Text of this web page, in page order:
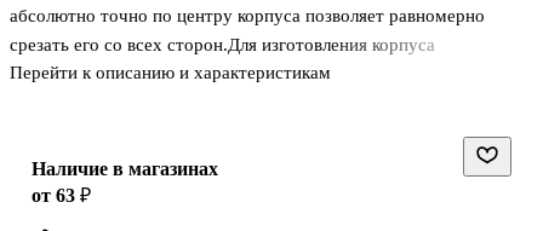
абсолютно точно по центру корпуса позволяет равномерно
срезать его со всех сторон.Для изготовления корпуса
карандашей используются только высококачественные породы
затачивание.Профессиональный уровень полировки и
многослойное лаковое покрытие корпуса. Карандаши
Перейти к описанию и характеристикам
Наличие в магазинах
от 63 ₽